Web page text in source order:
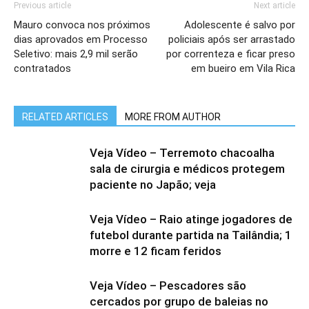
Previous article
Mauro convoca nos próximos
dias aprovados em Processo
Seletivo: mais 2,9 mil serão
contratados
Next article
Adolescente é salvo por
policiais após ser arrastado
por correnteza e ficar preso
em bueiro em Vila Rica
RELATED ARTICLES MORE FROM AUTHOR
Veja Vídeo – Terremoto chacoalha
sala de cirurgia e médicos protegem
paciente no Japão; veja
Veja Vídeo – Raio atinge jogadores de
futebol durante partida na Tailândia; 1
morre e 12 ficam feridos
Veja Vídeo – Pescadores são
cercados por grupo de baleias no